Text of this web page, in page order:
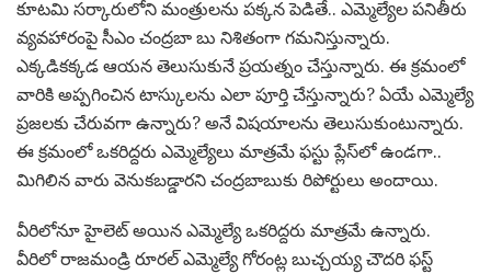
కూట‌మి స‌ర్కారులోని మంత్రుల‌ను ప‌క్క‌న పెడితే.. ఎమ్మెల్యేల ప‌నితీరు
వ్య‌వ‌హారంపై సీఎం చంద్ర‌బా బు నిశితంగా గ‌మ‌నిస్తున్నారు.
ఎక్క‌డిక‌క్క‌డ ఆయ‌న తెలుసుకునే ప్ర‌య‌త్నం చేస్తున్నారు. ఈ క్ర‌మంలో
వారికి అప్ప‌గించిన టాస్కుల‌ను ఎలా పూర్తి చేస్తున్నారు? ఏయే ఎమ్మెల్యే
ప్ర‌జ‌ల‌కు చేరువ‌గా ఉన్నారు? అనే విష‌యాల‌ను తెలుసుకుంటున్నారు.
ఈ క్ర‌మంలో ఒక‌రిద్ద‌రు ఎమ్మెల్యేలు మాత్ర‌మే ఫ‌స్టు ప్లేస్‌లో ఉండ‌గా..
మిగిలిన వారు వెనుక‌బ‌డ్డార‌ని చంద్ర‌బాబుకు రిపోర్టులు అందాయి.
వీరిలోనూ హైలెట్ అయిన ఎమ్మెల్యే ఒక‌రిద్దరు మాత్ర‌మే ఉన్నారు.
వీరిలో రాజ‌మండ్రి రూర‌ల్ ఎమ్మెల్యే గోరంట్ల బుచ్చ‌య్య చౌద‌రి ఫ‌స్ట్